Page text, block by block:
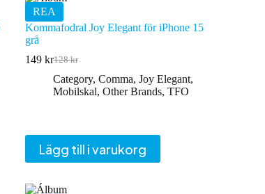
REA
Kommafodral Joy Elegant för iPhone 15
grå
128kr
Det
ursprungliga
priset
149 krDet
nuvarande
priset
Category, Comma, Joy Elegant,
Mobilskal, Other Brands, TFO
Lägg till i varukorg